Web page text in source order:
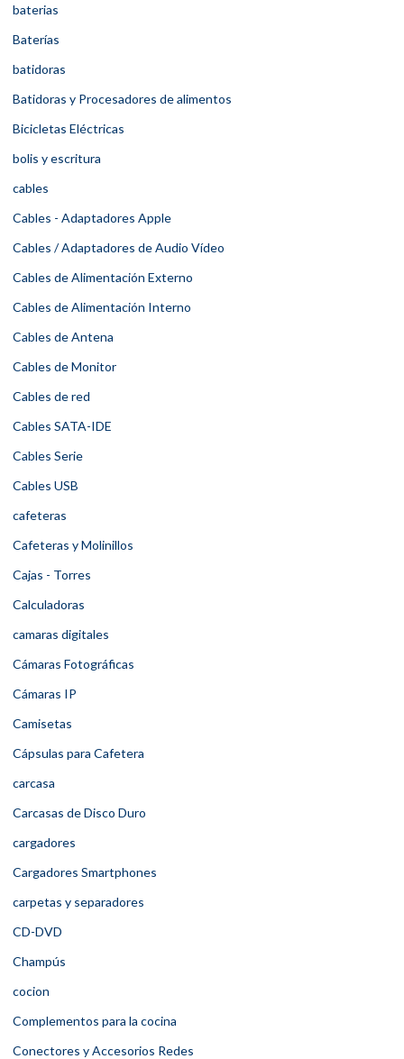
baterias
Baterías
batidoras
Batidoras y Procesadores de alimentos
Bicicletas Eléctricas
bolis y escritura
cables
Cables - Adaptadores Apple
Cables / Adaptadores de Audio Vídeo
Cables de Alimentación Externo
Cables de Alimentación Interno
Cables de Antena
Cables de Monitor
Cables de red
Cables SATA-IDE
Cables Serie
Cables USB
cafeteras
Cafeteras y Molinillos
Cajas - Torres
Calculadoras
camaras digitales
Cámaras Fotográficas
Cámaras IP
Camisetas
Cápsulas para Cafetera
carcasa
Carcasas de Disco Duro
cargadores
Cargadores Smartphones
carpetas y separadores
CD-DVD
Champús
cocion
Complementos para la cocina
Conectores y Accesorios Redes